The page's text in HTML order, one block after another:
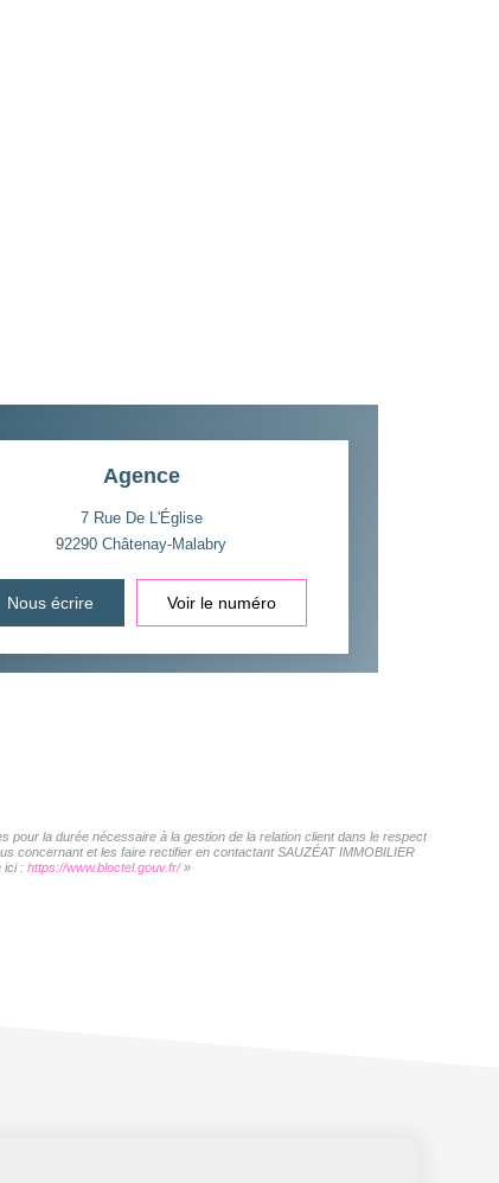
Agence
7 Rue De L'Église
92290Châtenay-Malabry
Nous écrire Voir le numéro
la durée nécessaire à la gestion de la relation client dans le respect
concernant et les faire rectifier en contactant SAUZÉAT IMMOBILIER
ici : https://www.bloctel.gouv.fr/»